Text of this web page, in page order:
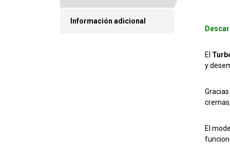
Información adicional
El
y
El